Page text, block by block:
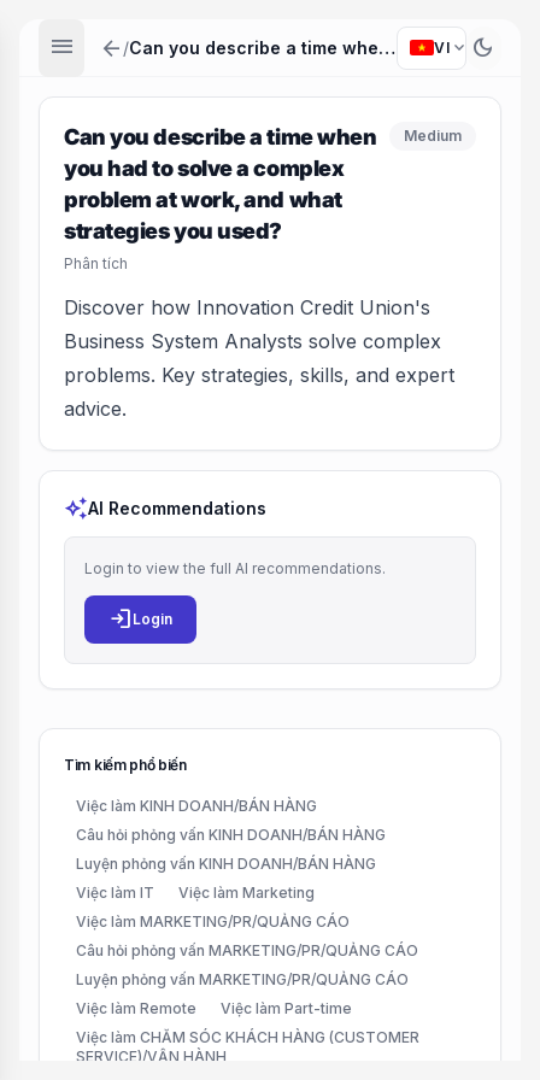
menu arrow_back / Can you describe a time when you had to solve a complex problem at work, and what strategies you used? VI expand_more dark_mode
Can you describe a time when
you had to solve a complex
problem at work, and what
strategies you used?
Phân tích
Medium
Discover how Innovation Credit Union's
Business System Analysts solve complex
problems. Key strategies, skills, and expert
advice.
auto_awesomeAI Recommendations
Login to view the full AI recommendations.
login Login
Tìm kiếm phổ biến
Việc làm KINH DOANH/BÁN HÀNG
Câu hỏi phỏng vấn KINH DOANH/BÁN HÀNG
Luyện phỏng vấn KINH DOANH/BÁN HÀNG
Việc làm IT
Việc làm Marketing
Việc làm MARKETING/PR/QUẢNG CÁO
Câu hỏi phỏng vấn MARKETING/PR/QUẢNG CÁO
Luyện phỏng vấn MARKETING/PR/QUẢNG CÁO
Việc làm Remote
Việc làm Part-time
Việc làm CHĂM SÓC KHÁCH HÀNG (CUSTOMER
SERVICE)/VẬN HÀNH